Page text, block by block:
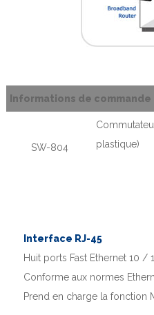
Informations de commande
SW-804
plastique)
Interface RJ-45
Huit ports Fast Ethernet 10 /
Conforme aux normes
Prend en charge la fonction